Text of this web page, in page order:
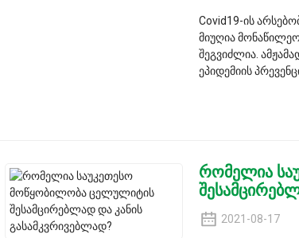
Covid19-ის
მიუღია
შეგვიძლია.
ეპიდემიის
რომელია
2021-08-17